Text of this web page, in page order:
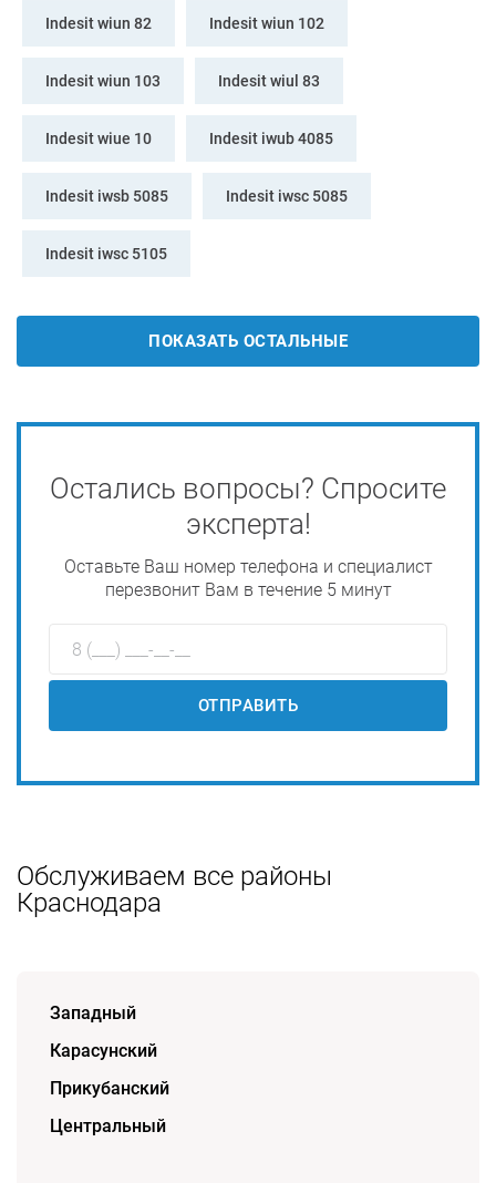
Indesit wiun 82 Indesit wiun 102
Indesit wiun 103 Indesit wiul 83
Indesit wiue 10 Indesit iwub 4085
Indesit iwsb 5085 Indesit iwsc 5085
Indesit iwsc 5105
ПОКАЗАТЬ ОСТАЛЬНЫЕ
Остались вопросы? Спросите
эксперта!
Оставьте Ваш номер телефона и специалист
перезвонит Вам в течение 5 минут
ОТПРАВИТЬ
Обслуживаем все районы
Краснодара
Западный
Карасунский
Прикубанский
Центральный